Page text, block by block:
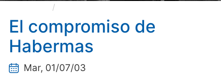
El compromiso de
Habermas
Mar, 01/07/03